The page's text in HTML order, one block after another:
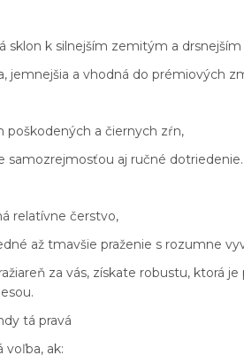
sklon k silnejším zemitým a
jemnejšia a vhodná do prémiových
a čiernych zŕn,
samozrejmosťou aj ručné dotriedenie.
relatívne čerstvo,
až tmavšie praženie s rozumne
za vás, získate robustu, ktorá
tá pravá
voľba, ak: